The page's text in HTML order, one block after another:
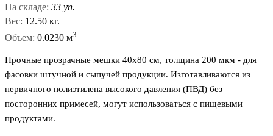
На складе: 33 уп.
Вес: 12.50 кг.
Объем: 0.0230 м3
Прочные прозрачные мешки 40x80 см, толщина 200 мкм - для
фасовки штучной и сыпучей продукции. Изготавливаются из
первичного полиэтилена высокого давления (ПВД) без
посторонних примесей, могут использоваться с пищевыми
продуктами.